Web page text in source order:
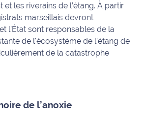
et les riverains de l’étang. À partir
marseillais devront
l’État sont responsables de la
de l'écosystème de l’étang de
de la catastrophe
de l’anoxie